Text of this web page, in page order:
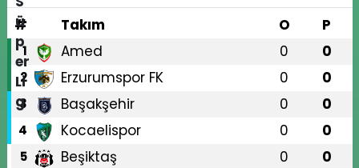
#
Takım O P
1 Amed 0 0
2 Erzurumspor FK 0 0
3 Başakşehir 0 0
4 Kocaelispor 0 0
5 Beşiktaş 0 0